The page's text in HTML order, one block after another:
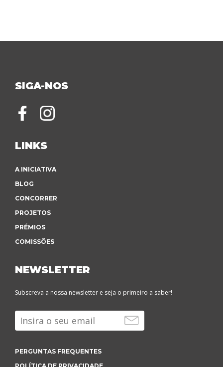
SIGA-NOS
LINKS
A INICIATIVA
BLOG
CONCORRER
PROJETOS
PRÉMIOS
COMISSÕES
NEWSLETTER
Subscreva a nossa newsletter e seja o primeiro a saber!
PERGUNTAS FREQUENTES